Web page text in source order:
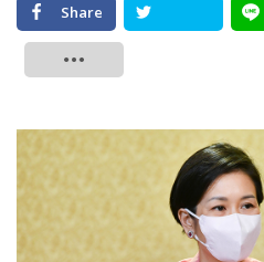
Share